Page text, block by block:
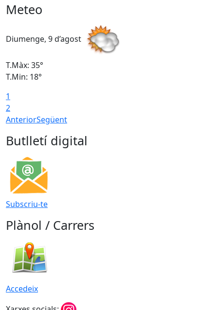
Meteo
Diumenge, 9 d’agost
T.Màx: 35°
T.Min: 18°
1
2
AnteriorSegüent
Butlletí digital
Subscriu-te
Plànol / Carrers
Accedeix